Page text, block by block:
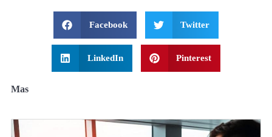
Facebook Twitter
LinkedIn Pinterest
Mas